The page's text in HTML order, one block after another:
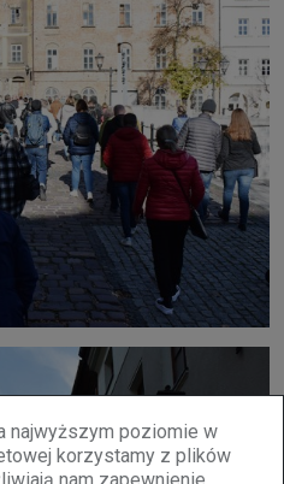
najwyższym poziomie w
korzystamy z plików